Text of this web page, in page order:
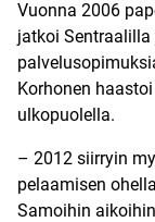
Vuonna 2006
jatkoi
Korhonen
ulkopuolella.
– 2012 siirryin
pelaamisen
Samoihin